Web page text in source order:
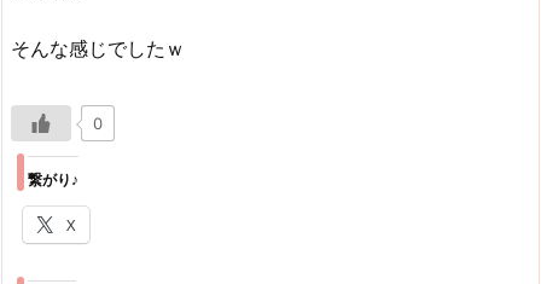
そんな感じでしたｗ
0
繋がり♪
X